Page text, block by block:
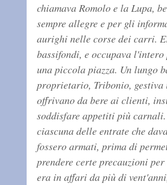
chiamava Romolo e la Lupa,
sempre allegre e per gli
aurighi nelle corse dei carri.
bassifondi, e occupava
una piccola piazza. Un lungo
proprietario, Tribonio, gestiva
offrivano da bere ai clienti,
soddisfare appetiti più
ciascuna delle entrate che
fossero armati, prima di
prendere certe precauzioni
era in affari da più di